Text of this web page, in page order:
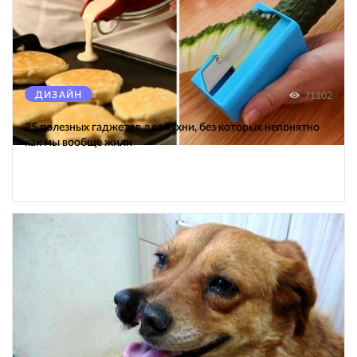
ДИЗАЙН 71102
25 полезных гаджетов для кухни, без которых непонятно
как мы вообще жили